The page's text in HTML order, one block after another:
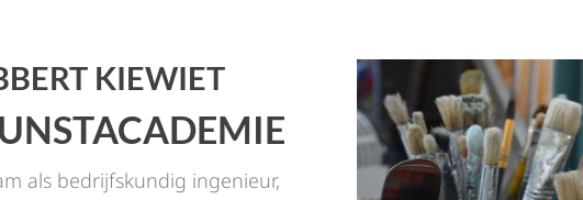
KIEWIET
als bedrijfskundig ingenieur,